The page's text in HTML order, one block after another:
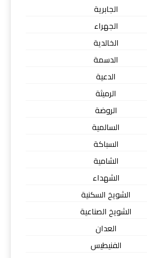
الجابرية
الجهراء
الخالدية
الدسمة
الدعية
الرميثة
الروضة
السالمية
السباكة
الشامية
الشهداء
الشويخ السكنية
الشويخ الصناعية
العدان
الفنيطيس